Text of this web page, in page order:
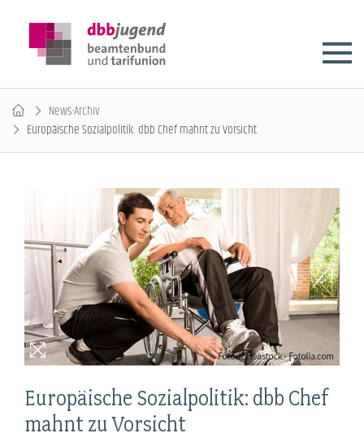
News-Archiv
Europäische Sozialpolitik: dbb Chef mahnt zu Vorsicht
Europäische Sozialpolitik: dbb Chef
mahnt zu Vorsicht